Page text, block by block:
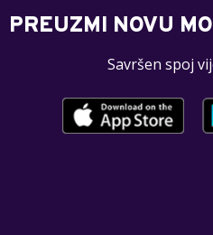
PREUZMI NOVU
Savršen spoj